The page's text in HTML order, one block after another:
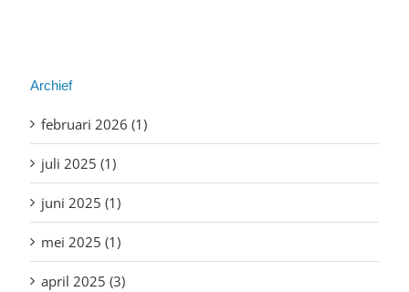
Archief
februari 2026 (1)
juli 2025 (1)
juni 2025 (1)
mei 2025 (1)
april 2025 (3)